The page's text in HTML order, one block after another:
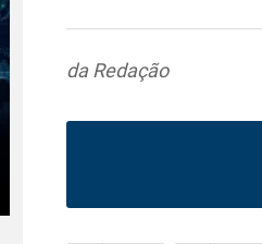
da Redação